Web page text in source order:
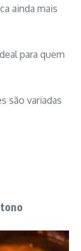
ainda mais
para quem
são variadas